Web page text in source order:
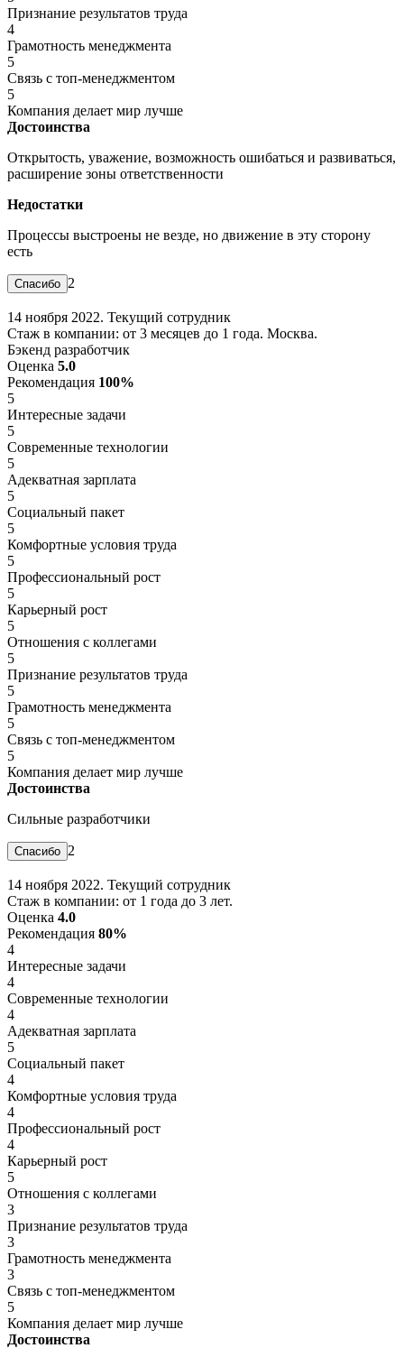
Признание результатов труда
4
Грамотность менеджмента
5
Связь с топ-менеджментом
5
Компания делает мир лучше
Достоинства
Открытость, уважение, возможность ошибаться и развиваться,
расширение зоны ответственности
Недостатки
Процессы выстроены не везде, но движение в эту сторону
есть
2
14 ноября 2022. Текущий сотрудник
Стаж в компании: от 3 месяцев до 1 года. Москва.
Бэкенд разработчик
Оценка 5.0
Рекомендация 100%
5
Интересные задачи
5
Современные технологии
5
Адекватная зарплата
5
Социальный пакет
5
Комфортные условия труда
5
Профессиональный рост
5
Карьерный рост
5
Отношения с коллегами
5
Признание результатов труда
5
Грамотность менеджмента
5
Связь с топ-менеджментом
5
Компания делает мир лучше
Достоинства
Сильные разработчики
2
14 ноября 2022. Текущий сотрудник
Стаж в компании: от 1 года до 3 лет.
Оценка 4.0
Рекомендация 80%
4
Интересные задачи
4
Современные технологии
4
Адекватная зарплата
5
Социальный пакет
4
Комфортные условия труда
4
Профессиональный рост
4
Карьерный рост
5
Отношения с коллегами
3
Признание результатов труда
3
Грамотность менеджмента
3
Связь с топ-менеджментом
5
Компания делает мир лучше
Достоинства